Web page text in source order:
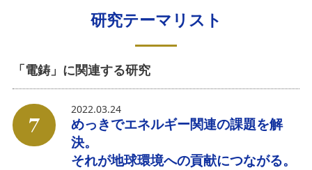
研究テーマリスト
「電鋳」に関連する研究
7
2022.03.24
めっきでエネルギー関連の課題を解
決。
それが地球環境への貢献につながる。